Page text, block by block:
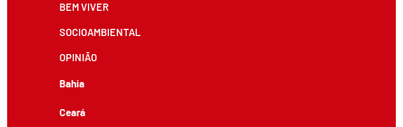
BEM VIVER
SOCIOAMBIENTAL
OPINIÃO
Bahia
Ceará